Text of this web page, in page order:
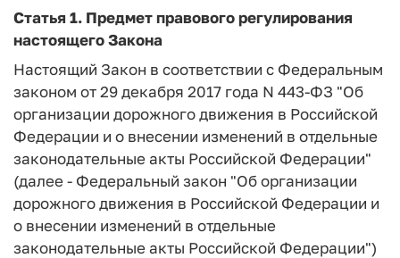
Статья 1. Предмет правового регулирования
настоящего Закона
Настоящий Закон в соответствии с Федеральным
законом от 29 декабря 2017 года N 443-ФЗ "Об
организации дорожного движения в Российской
Федерации и о внесении изменений в отдельные
законодательные акты Российской Федерации"
(далее - Федеральный закон "Об организации
дорожного движения в Российской Федерации и
о внесении изменений в отдельные
законодательные акты Российской Федерации")